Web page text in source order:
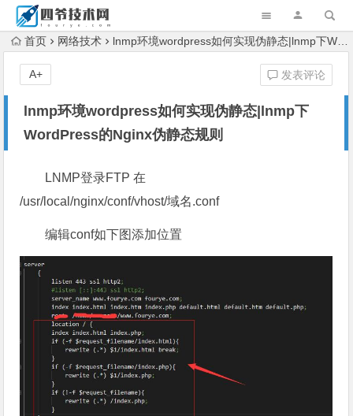
首页 网络技术 lnmp环境wordpress如何实现伪静态|lnmp下WordPress的Nginx伪静态规则
lnmp环境wordpress如何实现伪静态|lnmp下
WordPress的Nginx伪静态规则
发表评论
A+
LNMP登录FTP 在
/usr/local/nginx/conf/vhost/域名.conf
编辑conf如下图添加位置